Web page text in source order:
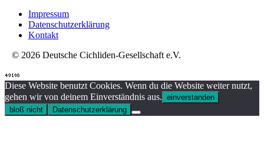
Impressum
Datenschutzerklärung
Kontakt
© 2026 Deutsche Cichliden-Gesellschaft e.V.
Diese Website benutzt Cookies. Wenn du die Website weiter nutzt,
gehen wir von deinem Einverständnis aus. einverstanden
bloß nicht
Datenschutzerklärung